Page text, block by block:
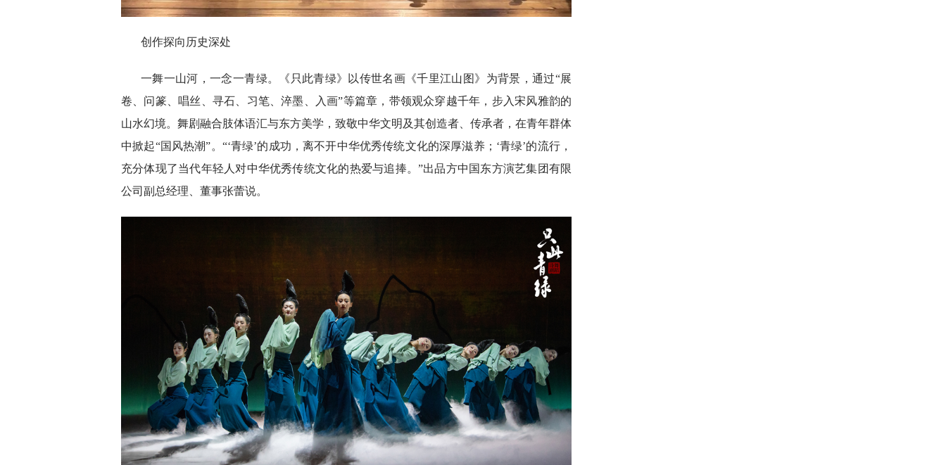
创作探向历史深处
一舞一山河，一念一青绿。《只此青绿》以传世名画《千里江山图》为背景，通过“展
卷、问篆、唱丝、寻石、习笔、淬墨、入画”等篇章，带领观众穿越千年，步入宋风雅韵的
山水幻境。舞剧融合肢体语汇与东方美学，致敬中华文明及其创造者、传承者，在青年群体
中掀起“国风热潮”。“‘青绿’的成功，离不开中华优秀传统文化的深厚滋养；‘青绿’的流行，
充分体现了当代年轻人对中华优秀传统文化的热爱与追捧。”出品方中国东方演艺集团有限
公司副总经理、董事张蕾说。